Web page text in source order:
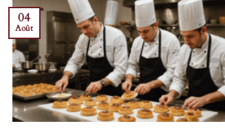
04
Août